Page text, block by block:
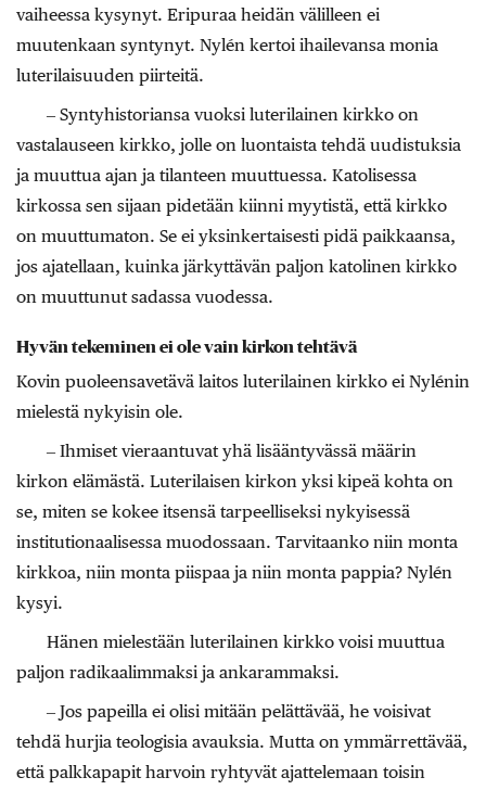
vaiheessa kysynyt. Eripuraa heidän välilleen ei
muutenkaan syntynyt. Nylén kertoi ihailevansa monia
luterilaisuuden piirteitä.
‒ Syntyhistoriansa vuoksi luterilainen kirkko on
vastalauseen kirkko, jolle on luontaista tehdä uudistuksia
ja muuttua ajan ja tilanteen muuttuessa. Katolisessa
kirkossa sen sijaan pidetään kiinni myytistä, että kirkko
on muuttumaton. Se ei yksinkertaisesti pidä paikkaansa,
jos ajatellaan, kuinka järkyttävän paljon katolinen kirkko
on muuttunut sadassa vuodessa.
Hyvän tekeminen ei ole vain kirkon tehtävä
Kovin puoleensavetävä laitos luterilainen kirkko ei Nylénin
mielestä nykyisin ole.
‒ Ihmiset vieraantuvat yhä lisääntyvässä määrin
kirkon elämästä. Luterilaisen kirkon yksi kipeä kohta on
se, miten se kokee itsensä tarpeelliseksi nykyisessä
institutionaalisessa muodossaan. Tarvitaanko niin monta
kirkkoa, niin monta piispaa ja niin monta pappia? Nylén
kysyi.
Hänen mielestään luterilainen kirkko voisi muuttua
paljon radikaalimmaksi ja ankarammaksi.
‒ Jos papeilla ei olisi mitään pelättävää, he voisivat
tehdä hurjia teologisia avauksia. Mutta on ymmärrettävää,
että palkkapapit harvoin ryhtyvät ajattelemaan toisin